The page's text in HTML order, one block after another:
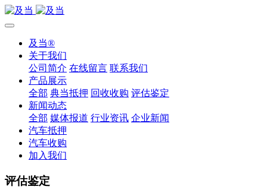
及当®
关于我们
公司简介 在线留言 联系我们
产品展示
全部 典当抵押 回收收购 评估鉴定
新闻动态
全部 媒体报道 行业资讯 企业新闻
汽车抵押
汽车收购
加入我们
评估鉴定